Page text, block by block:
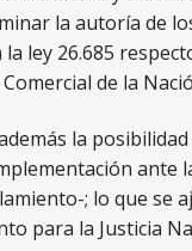
la autoría de
ley 26.685
de la
la
; lo que
para la Justicia